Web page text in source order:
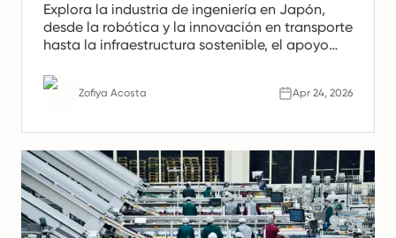
Explora la industria de ingeniería en Japón,
desde la robótica y la innovación en transporte
hasta la infraestructura sostenible, el apoyo
forma a su futuro.
Zofiya Acosta Apr 24, 2026